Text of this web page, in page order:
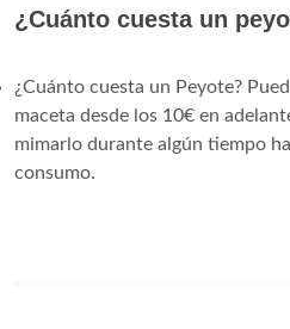
¿Cuánto cuesta un
¿Cuánto cuesta un Peyote?
maceta desde los 10€ en
mimarlo durante algún tiempo
consumo.